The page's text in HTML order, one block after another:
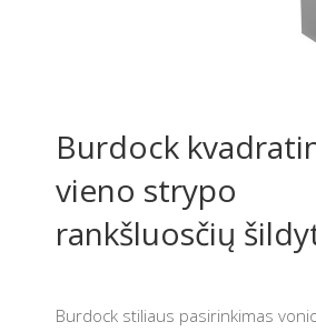
Burdock
vieno strypo
rankšluosčių
Burdock stiliaus pasirinkimas